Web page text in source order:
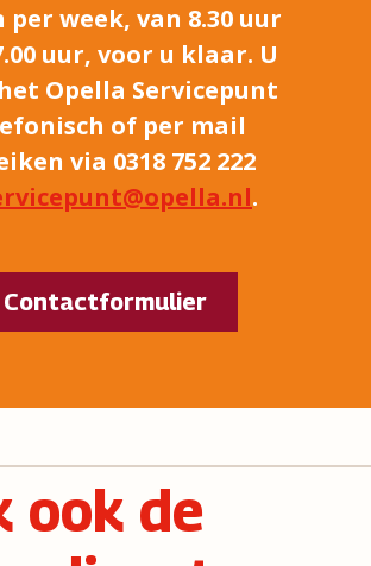
per week, van 8.30 uur
uur, voor u klaar. U
Opella Servicepunt
of per mail
via 0318 752 222
.
Contactformulier
ook de